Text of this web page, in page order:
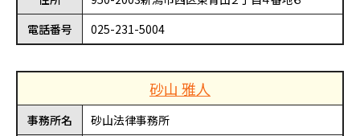
電話番号
025-231-5004
砂山 雅人
事務所名
砂山法律事務所